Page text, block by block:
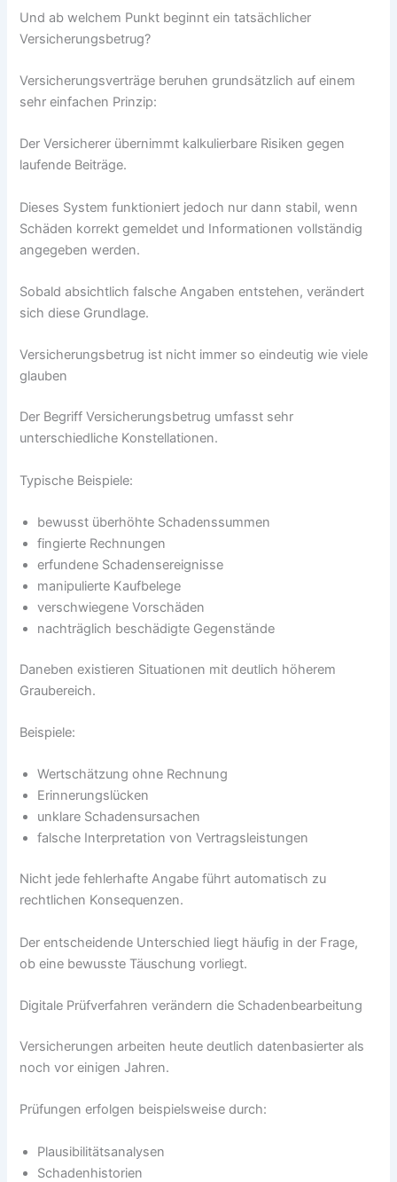
Und ab welchem Punkt beginnt ein tatsächlicher
Versicherungsbetrug?
Versicherungsverträge beruhen grundsätzlich auf einem
sehr einfachen Prinzip:
Der Versicherer übernimmt kalkulierbare Risiken gegen
laufende Beiträge.
Dieses System funktioniert jedoch nur dann stabil, wenn
Schäden korrekt gemeldet und Informationen vollständig
angegeben werden.
Sobald absichtlich falsche Angaben entstehen, verändert
sich diese Grundlage.
Versicherungsbetrug ist nicht immer so eindeutig wie viele
glauben
Der Begriff Versicherungsbetrug umfasst sehr
unterschiedliche Konstellationen.
Typische Beispiele:
bewusst überhöhte Schadenssummen
fingierte Rechnungen
erfundene Schadensereignisse
manipulierte Kaufbelege
verschwiegene Vorschäden
nachträglich beschädigte Gegenstände
Daneben existieren Situationen mit deutlich höherem
Graubereich.
Beispiele:
Wertschätzung ohne Rechnung
Erinnerungslücken
unklare Schadensursachen
falsche Interpretation von Vertragsleistungen
Nicht jede fehlerhafte Angabe führt automatisch zu
rechtlichen Konsequenzen.
Der entscheidende Unterschied liegt häufig in der Frage,
ob eine bewusste Täuschung vorliegt.
Digitale Prüfverfahren verändern die Schadenbearbeitung
Versicherungen arbeiten heute deutlich datenbasierter als
noch vor einigen Jahren.
Prüfungen erfolgen beispielsweise durch:
Plausibilitätsanalysen
Schadenhistorien